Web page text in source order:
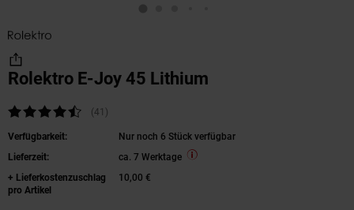
Rolektro E-Joy 45 Lithium
Kundenbewertung: 4,39 von 5 Sternen
(41 Kundenbewertungen
)
Verfügbarkeit:
Nur noch 6 Stück verfügbar
Lieferzeit:
ca. 7 Werktage
+ Lieferkostenzuschlag
pro Artikel
10,00 €